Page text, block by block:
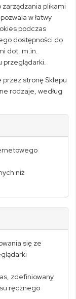
plikami
w łatwy
podczas
dostępności do
dot. m.in.
przeglądarki.
przez stronę Sklepu
rodzaje, według
niż
się ze
zdefiniowany
ręcznego